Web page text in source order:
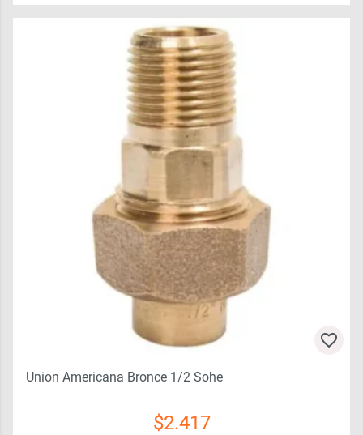
Union Americana Bronce 1/2 Sohe
$2.417